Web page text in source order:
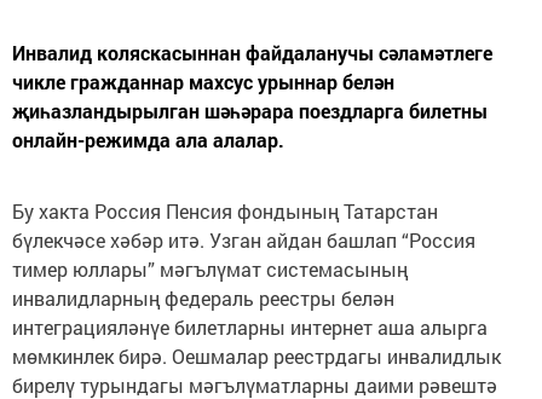
Инвалид коляскасыннан файдаланучы сәламәтлеге
чикле гражданнар махсус урыннар белән
җиһазландырылган шәһәрара поездларга билетны
онлайн-режимда ала алалар.
Бу хакта Россия Пенсия фондының Татарстан
бүлекчәсе хәбәр итә. Узган айдан башлап “Россия
тимер юллары” мәгълүмат системасының
инвалидларның федераль реестры белән
интеграцияләнүе билетларны интернет аша алырга
мөмкинлек бирә. Оешмалар реестрдагы инвалидлык
бирелү турындагы мәгълүматларны даими рәвештә